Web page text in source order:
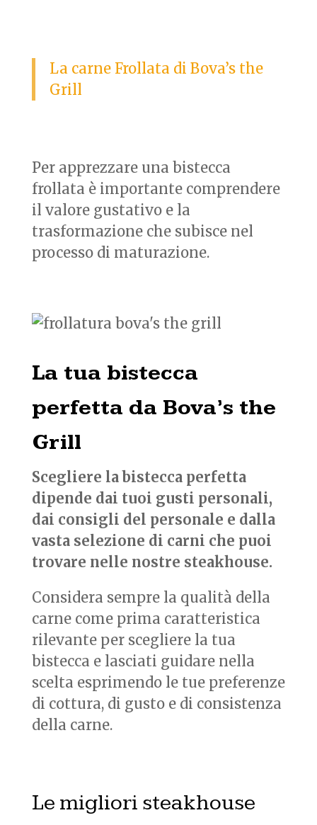
La carne Frollata di Bova’s the
Grill
Per apprezzare una bistecca
frollata è importante comprendere
il valore gustativo e la
trasformazione che subisce nel
processo di maturazione.
La tua bistecca
perfetta da Bova’s the
Grill
Scegliere la bistecca perfetta
dipende dai tuoi gusti personali,
dai consigli del personale e dalla
vasta selezione di carni che puoi
trovare nelle nostre steakhouse.
Considera sempre la qualità della
carne come prima caratteristica
rilevante per scegliere la tua
bistecca e lasciati guidare nella
scelta esprimendo le tue preferenze
di cottura, di gusto e di consistenza
della carne.
Le migliori steakhouse